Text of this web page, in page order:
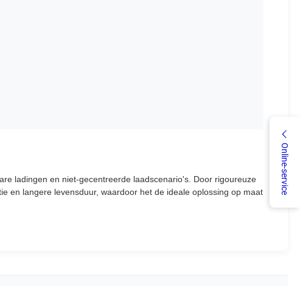
Online-service
ladingen en niet-gecentreerde laadscenario's. Door rigoureuze
en langere levensduur, waardoor het de ideale oplossing op maat